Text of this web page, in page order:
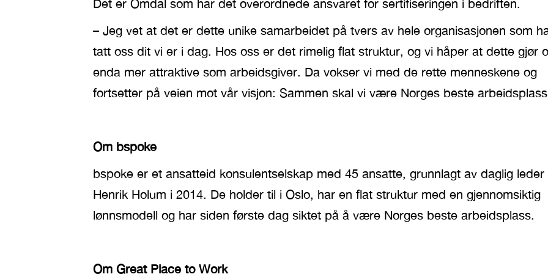
Det er Omdal som har det overordnede ansvaret for sertifiseringen i bedriften.
– Jeg vet at det er dette unike samarbeidet på tvers av hele organisasjonen som
tatt oss dit vi er i dag. Hos oss er det rimelig flat struktur, og vi håper at dette gjør
enda mer attraktive som arbeidsgiver. Da vokser vi med de rette menneskene og
fortsetter på veien mot vår visjon: Sammen skal vi være Norges beste arbeidsplass
Om bspoke
bspoke er et ansatteid konsulentselskap med 45 ansatte, grunnlagt av daglig leder
Henrik Holum i 2014. De holder til i Oslo, har en flat struktur med en gjennomsiktig
lønnsmodell og har siden første dag siktet på å være Norges beste arbeidsplass.
Om Great Place to Work